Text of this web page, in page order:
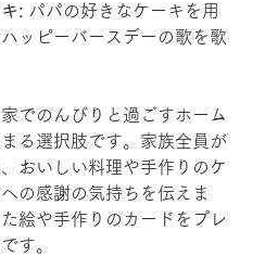
: パパの好きなケーキを用
ッピーバースデーの歌を歌
家でのんびりと過ごすホーム
る選択肢です。家族全員が
おいしい料理や手作りのケ
の感謝の気持ちを伝えま
絵や手作りのカードをプレ
す。